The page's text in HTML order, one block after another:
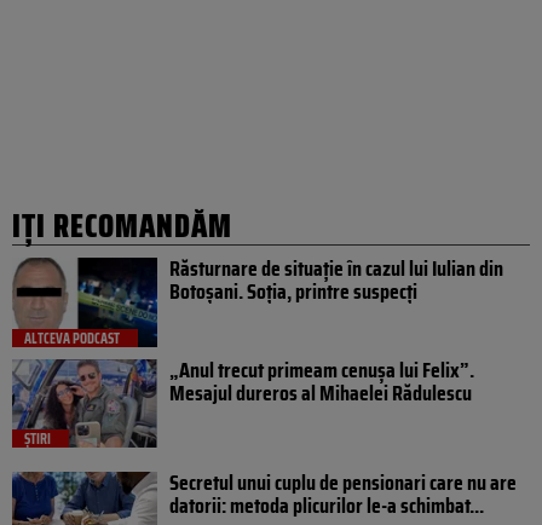
IȚI RECOMANDĂM
ALTCEVA PODCAST
Răsturnare de situație în cazul lui Iulian din
Botoșani. Soția, printre suspecți
ȘTIRI
„Anul trecut primeam cenușa lui Felix”.
Mesajul dureros al Mihaelei Rădulescu
Secretul unui cuplu de pensionari care nu are
datorii: metoda plicurilor le-a schimbat...